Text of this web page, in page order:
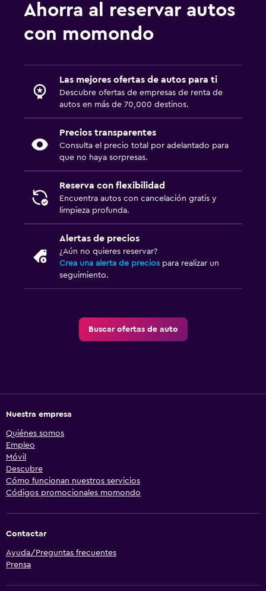
Ahorra al reservar autos
con momondo
Las mejores ofertas de autos para ti
Descubre ofertas de empresas de renta de
autos en más de 70,000 destinos.
Precios transparentes
Consulta el precio total por adelantado para
que no haya sorpresas.
Reserva con flexibilidad
Encuentra autos con cancelación gratis y
limpieza profunda.
Alertas de precios
¿Aún no quieres reservar?
Crea una alerta de precios para realizar un
seguimiento.
Buscar ofertas de auto
Nuestra empresa
Quiénes somos
Empleo
Móvil
Descubre
Cómo funcionan nuestros servicios
Códigos promocionales momondo
Contactar
Ayuda/Preguntas frecuentes
Prensa